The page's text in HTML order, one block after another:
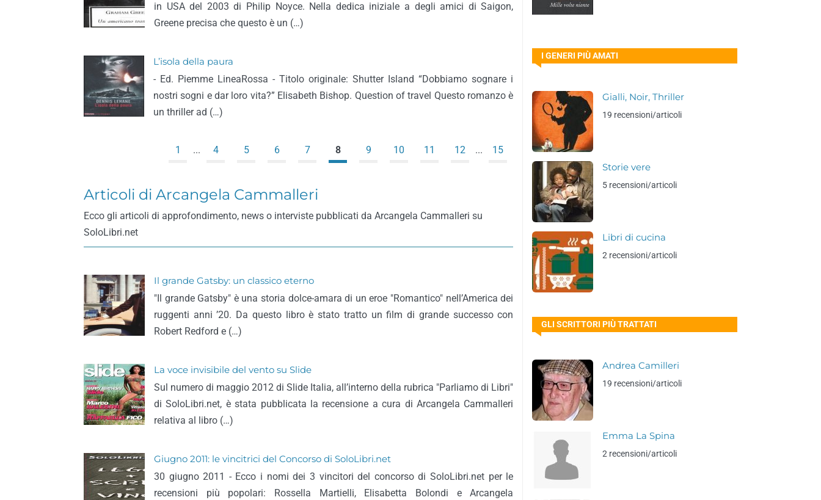
in USA del 2003 di Philip Noyce. Nella dedica iniziale a degli amici di Saigon,
Greene precisa che questo è un (…)
L’isola della paura
- Ed. Piemme LineaRossa - Titolo originale: Shutter Island “Dobbiamo sognare i
nostri sogni e dar loro vita?” Elisabeth Bishop. Question of travel Questo romanzo è
un thriller ad (…)
1 ... 4 5 6 7 8 9 10 11 12 ... 15
Articoli di Arcangela Cammalleri
Ecco gli articoli di approfondimento, news o interviste pubblicati da Arcangela Cammalleri su
SoloLibri.net
Il grande Gatsby: un classico eterno
"Il grande Gatsby" è una storia dolce-amara di un eroe "Romantico" nell’America dei
ruggenti anni ’20. Da questo libro è stato tratto un film di grande successo con
Robert Redford e (…)
La voce invisibile del vento su Slide
Sul numero di maggio 2012 di Slide Italia, all’interno della rubrica "Parliamo di Libri"
di SoloLibri.net, è stata pubblicata la recensione a cura di Arcangela Cammalleri
relativa al libro (…)
Giugno 2011: le vincitrici del Concorso di SoloLibri.net
30 giugno 2011 - Ecco i nomi dei 3 vincitori del concorso di SoloLibri.net per le
recensioni più popolari: Rossella Martielli, Elisabetta Bolondi e Arcangela
I GENERI PIÙ AMATI
Gialli, Noir, Thriller
19 recensioni/articoli
Storie vere
5 recensioni/articoli
Libri di cucina
2 recensioni/articoli
GLI SCRITTORI PIÙ TRATTATI
Andrea Camilleri
19 recensioni/articoli
Emma La Spina
2 recensioni/articoli